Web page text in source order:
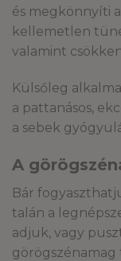
és megkönnyíti
kellemetlen
valamint
Külsőleg
a pattanásos,
a sebek
A
Bár
talán a
adjuk, vagy
görögszénamag